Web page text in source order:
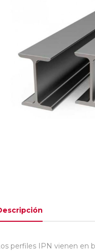
perfiles IPN vienen en